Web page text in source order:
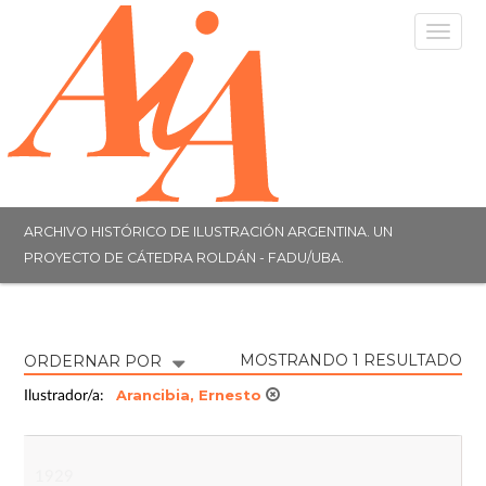
ARCHIVO HISTÓRICO DE ILUSTRACIÓN ARGENTINA. UN
PROYECTO DE CÁTEDRA ROLDÁN - FADU/UBA.
ORDERNAR POR MOSTRANDO 1 RESULTADO
Ilustrador/a: Arancibia, Ernesto